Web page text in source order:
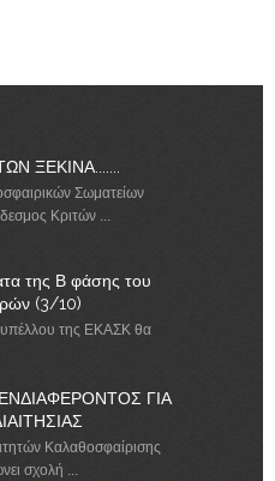
ΞΕΚΙΝΑ.......
Σωματείων
Κριτών ...
της Β φάσης του
(3/10)
της ΕΚΑΣΚ θα
ΓΙΑ
Καλαθοσφαίρισης
σχολή ...